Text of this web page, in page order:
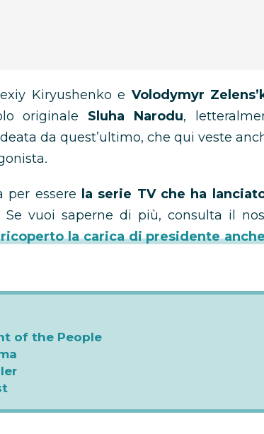
Kiryushenko e Volodymyr
originale Sluha Narodu,
da quest’ultimo, che qui veste
.
per essere
la serie TV che ha
Se vuoi saperne di più, consulta il
la carica di presidente
of the People